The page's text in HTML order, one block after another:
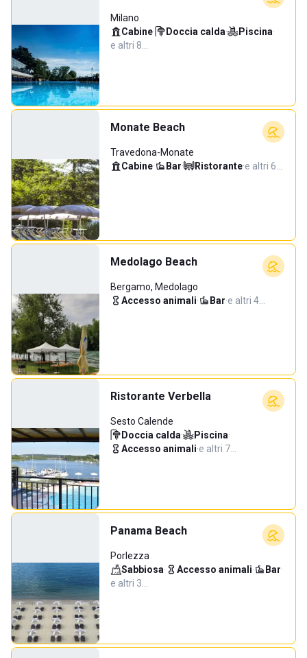
Milano
Cabine· Doccia calda· Piscina·
e altri 8…
Monate Beach
Travedona-Monate
Cabine· Bar· Ristorante·e altri 6…
Medolago Beach
Bergamo, Medolago
Accesso animali· Bar·e altri 4…
Ristorante Verbella
Sesto Calende
Doccia calda· Piscina·
Accesso animali·e altri 7…
Panama Beach
Porlezza
Sabbiosa· Accesso animali· Bar·
e altri 3…